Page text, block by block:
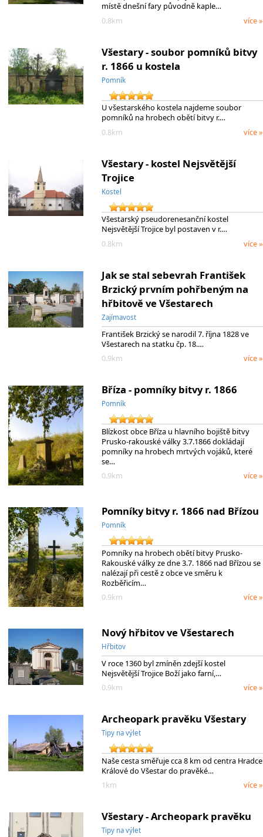
místě dnešní fary původně kaple…
0.8km
více »
Všestary - soubor pomníků bitvy
r. 1866 u kostela
Pomník
U všestarského kostela najdeme soubor
pomníků na hrobech obětí bitvy r.…
0.8km
více »
Všestary - kostel Nejsvětější
Trojice
Kostel
Všestarský pseudorenesanční kostel
Nejsvětější Trojice byl postaven v r.…
0.8km
více »
Jak se stal sebevrah František
Brzický prvním pohřbeným na
hřbitově ve Všestarech
Zajímavost
František Brzický se narodil 7. října 1828 ve
Všestarech na statku čp. 18.…
0.9km
více »
Bříza - pomníky bitvy r. 1866
Pomník
Blízkost obce Bříza u hlavního bojiště bitvy
Prusko-rakouské války 3.7.1866 dokládají
pomníky na hrobech mrtvých vojáků, které
se…
0.9km
více »
Pomníky bitvy r. 1866 nad Břízou
Pomník
Pomníky na hrobech obětí bitvy Prusko-
Rakouské války ze dne 3.7. 1866 nad Břízou se
nalézají při cestě z obce ve směru k
Rozběřicím…
0.9km
více »
Nový hřbitov ve Všestarech
Hřbitov
V roce 1360 byl zmíněn zdejší kostel
Nejsvětější Trojice Boží jako farní,…
0.9km
více »
Archeopark pravěku Všestary
Tipy na výlet
Naše cesta směřuje cca 8 km od centra Hradce
Králové do Všestar do pravěké…
1km
více »
Všestary - Archeopark pravěku
Tipy na výlet